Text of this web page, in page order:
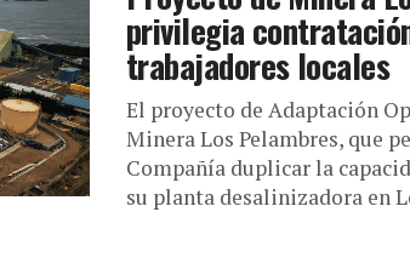
privilegia
trabajadores locales
El proyecto de Adaptación
Minera Los Pelambres, que
Compañía duplicar la
su planta desalinizadora en